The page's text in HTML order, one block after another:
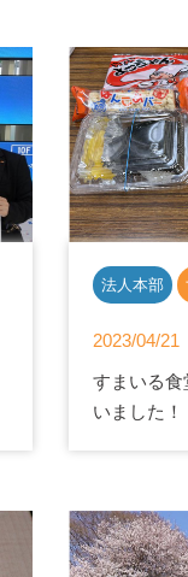
法人本部
2023/04/21
すまいる
いました！